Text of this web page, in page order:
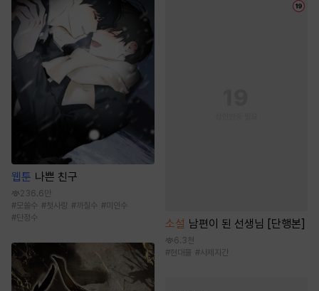
웹툰 나쁜 친구
236.6만
#모쏠수 #첫사랑 #까칠수 #미인수
#단정수 소설 남편이 된 선생님 [단행본]
6.3천
#현대물 #사제지간